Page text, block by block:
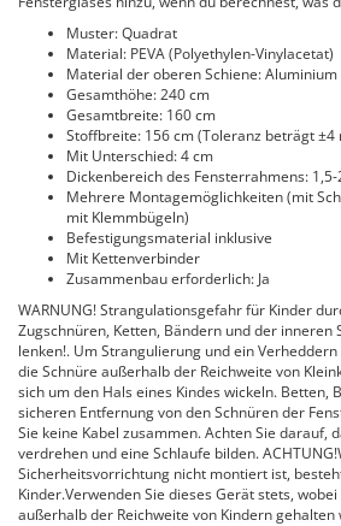
Muster: Quadrat
Material: PEVA (Polyethylen-Vinylacetat)
Material der oberen Schiene: Aluminium
Gesamthöhe: 240 cm
Gesamtbreite: 160 cm
Stoffbreite: 156 cm (Toleranz beträgt ±4
Mit Unterschied: 4 cm
Dickenbereich des Fensterrahmens:
Mehrere Montagemöglichkeiten (mit
mit Klemmbügeln)
Befestigungsmaterial inklusive
Mit Kettenverbinder
Zusammenbau erforderlich: Ja
WARNUNG! Strangulationsgefahr für Kinder
Zugschnüren, Ketten, Bändern und der inneren
lenken!. Um Strangulierung und ein
die Schnüre außerhalb der Reichweite von
sich um den Hals eines Kindes wickeln. Betten,
sicheren Entfernung von den Schnüren der
Sie keine Kabel zusammen. Achten Sie darauf,
verdrehen und eine Schlaufe bilden.
Sicherheitsvorrichtung nicht montiert ist,
Kinder.Verwenden Sie dieses Gerät stets,
außerhalb der Reichweite von Kindern gehalten